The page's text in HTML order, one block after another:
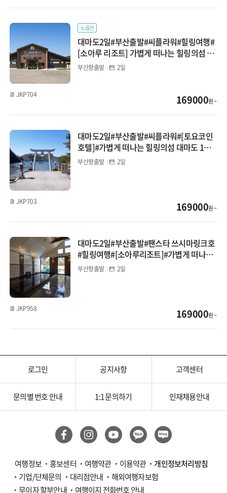
몽골/중앙아시아
몽골
카자흐스탄
나트랑/달랏
푸꾸옥
치앙마이
필리핀
세부
보홀
말레이시아
쿠알라룸푸르
인도네시아
노옵션
대마도2일#부산출발#씨플라워#힐링여행#
[소아루 리조트] 가볍게 떠나는 힐링의섬 대
마도 1박2일#온천#히타카츠#이즈하라
부산항출발 2일
JKP704 169000원 ~
대마도2일#부산출발#씨플라워#[토요코인
호텔]#가볍게 떠나는 힐링의섬 대마도 1박2
일#토요코인 이즈하라 숙박 #히타카츠#이
부산항출발 2일
JKP703 169000원 ~
대마도2일#부산출발#팬스타 쓰시마링크호
#힐링여행#[소아루리조트]#가볍게 떠나는
힐링의섬 대마도#히타카츠 #이즈하라#온천
부산항출발 2일
JKP958 169000원 ~
로그인 공지사항 고객센터
문의별 번호 안내 1:1 문의하기 인재채용안내
여행정보 홍보센터 여행약관 이용약관
개인정보처리방침
기업/단체문의
대리점안내
해외여행자보험
무이자 할부안내
여행이지 전화번호 안내